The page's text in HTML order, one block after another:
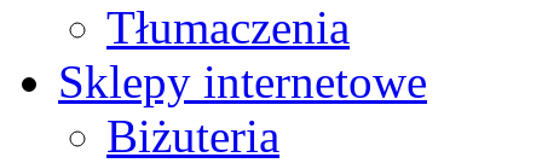
Tłumaczenia
Sklepy internetowe
Biżuteria